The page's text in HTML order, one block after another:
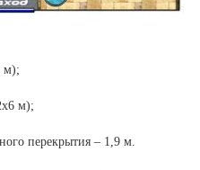
м);
м);
перекрытия – 1,9 м.